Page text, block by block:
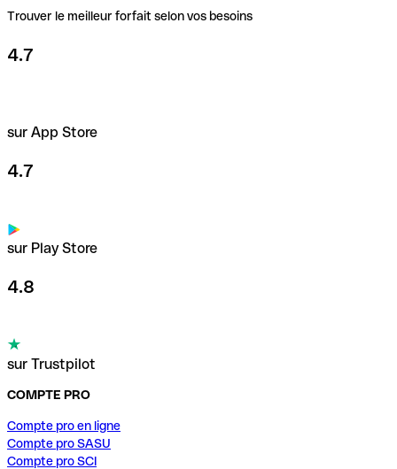
Trouver le meilleur forfait selon vos besoins
4.7
sur App Store
4.7
sur Play Store
4.8
sur Trustpilot
COMPTE PRO
Compte pro en ligne
Compte pro SASU
Compte pro SCI